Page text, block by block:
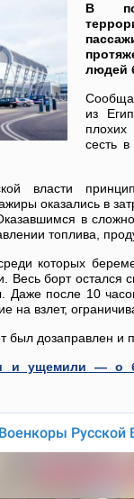
В
людей
из
сесть
власти
оказались в
в
топлива,
которых
Весь борт
Даже после 10
на взлет,
был дозаправлен и
и ущемили — о